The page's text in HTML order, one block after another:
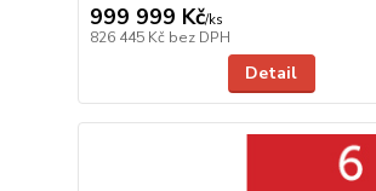
999 999 Kč/ks
826 445 Kč bez DPH
Detail